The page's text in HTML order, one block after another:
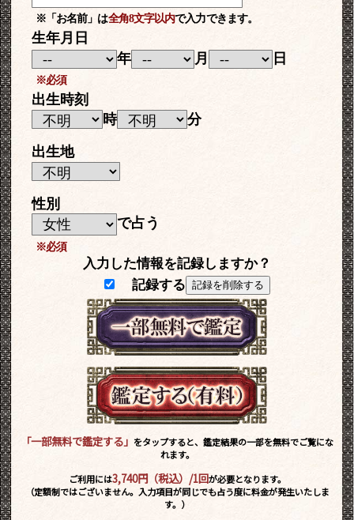
※「お名前」は全角8文字以内で入力できます。
生年月日
年
月 日
※必須
出生時刻
時
分
出生地
性別
で占う
※必須
入力した情報を記録しますか？
記録する
記録を削除する
「一部無料で鑑定する」 をタップすると、鑑定結果の一部を無料でご覧にな
れます。
ご利用には3,740円（税込）/1回が必要となります。
（定額制ではございません。入力項目が同じでも占う度に料金が発生いたしま
す。）